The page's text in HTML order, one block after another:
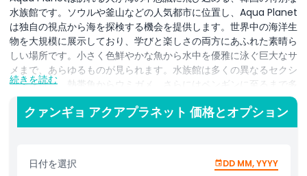
水族館です。ソウルや釜山などの人気都市に位置し、Aqua Planet
は独自の視点から海を探検する機会を提供します。世界中の海洋生
物を大規模に展示しており、学びと楽しさの両方にあふれた素晴ら
しい場所です。小さく色鮮やかな魚から水中を優雅に泳ぐ巨大なサ
メまで、あらゆるものが見られます。水族館は多くの異なるセクシ
ョンを持ち、熱帯魚からウミガメ、さらにはペンギンに至るまで多
様な海の生き物を展示しています。
Aqua Planetの最もエキサイティングな特徴の一つは、水に囲まれ
ます。海の生き物に加えて、Aqua Planetには動物ショーや教育的
続きを読む
クァンギョ アクアプラネット 価格とオプション
日付を選択 DD MM, YYYY